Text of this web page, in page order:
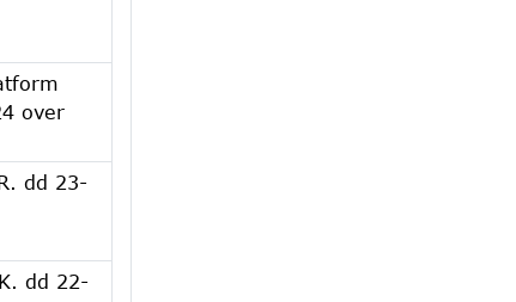
over
dd 23-
dd 22-